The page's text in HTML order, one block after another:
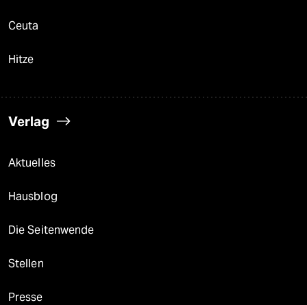
Ceuta
Hitze
Verlag
Aktuelles
Hausblog
Die Seitenwende
Stellen
Presse